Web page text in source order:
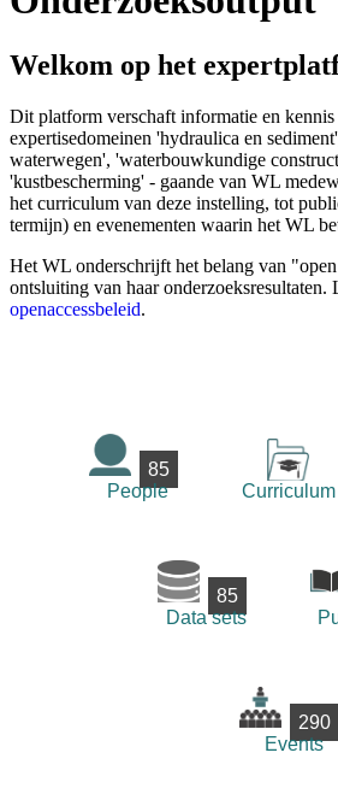
Welkom op het
Dit platform verschaft informatie en
expertisedomeinen 'hydraulica en
waterwegen', 'waterbouwkundige
'kustbescherming' - gaande van WL
het curriculum van deze instelling, tot
termijn) en evenementen waarin het WL
Het WL onderschrijft het belang van
ontsluiting van haar onderzoeksresultaten.
openaccessbeleid.
85
People
Curriculum
85
Data sets
290
Events